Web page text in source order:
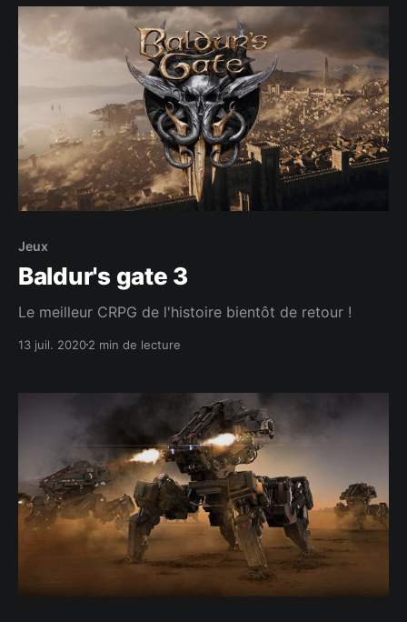
Jeux
Baldur's gate 3
Le meilleur CRPG de l'histoire bientôt de retour !
13 juil. 20202 min de lecture